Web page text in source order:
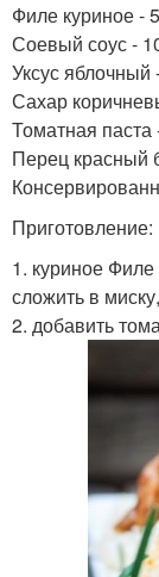
Филе куриное -
Соевый соус -
Уксус яблочный
Сахар
Томатная паста
Перец красный
Приготовление:
1. куриное
сложить в
2. добавить